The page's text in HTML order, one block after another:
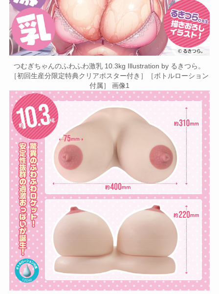
つむぎちゃんのふわふわ激乳 10.3kg Illustration by るきつら。
［初回生産分限定特典クリアポスター付き］［ボトルローション
付属］ 画像1